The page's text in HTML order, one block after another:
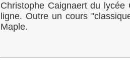
Christophe Caignaert du
ligne. Outre un cours
Maple.